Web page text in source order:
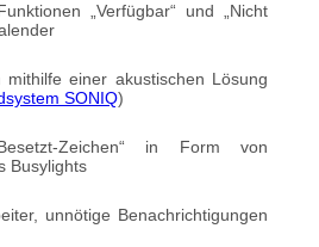
„Verfügbar“ und „Nicht
einer akustischen Lösung
SONIQ)
Zeichen“ in Form von
Busylights
unnötige Benachrichtigungen